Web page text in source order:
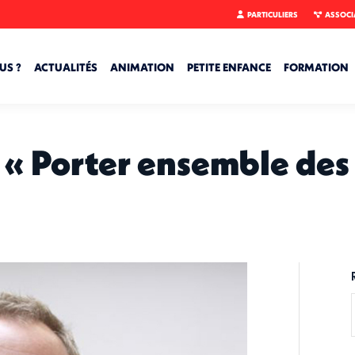
PARTICULIERS
? ACTUALITÉS ANIMATION PETITE ENFANCE FORMATION
Porter ensemble